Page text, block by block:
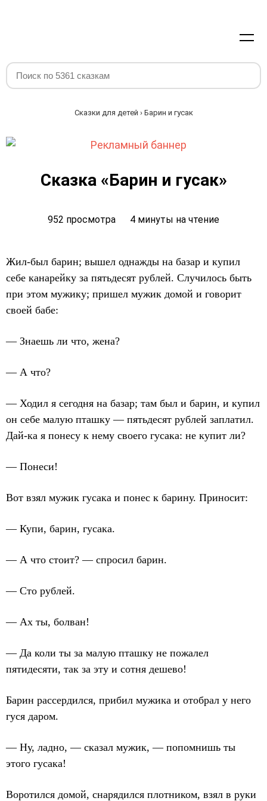
Сказки для детей › Барин и гусак
Сказка «Барин и гусак»
952 просмотра 4 минуты на чтение
Жил-был барин; вышел однажды на базар и купил
себе канарейку за пятьдесят рублей. Случилось быть
при этом мужику; пришел мужик домой и говорит
своей бабе:
— Знаешь ли что, жена?
— А что?
— Ходил я сегодня на базар; там был и барин, и купил
он себе малую пташку — пятьдесят рублей заплатил.
Дай-ка я понесу к нему своего гусака: не купит ли?
— Понеси!
Вот взял мужик гусака и понес к барину. Приносит:
— Купи, барин, гусака.
— А что стоит? — спросил барин.
— Сто рублей.
— Ах ты, болван!
— Да коли ты за малую пташку не пожалел
пятидесяти, так за эту и сотня дешево!
Барин рассердился, прибил мужика и отобрал у него
гуся даром.
— Ну, ладно, — сказал мужик, — попомнишь ты
этого гусака!
Воротился домой, снарядился плотником, взял в руки